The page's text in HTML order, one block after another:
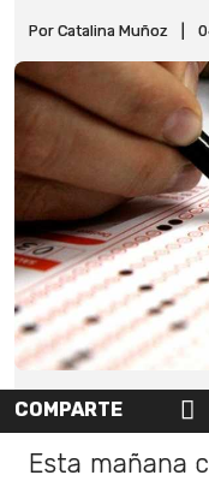
Por Catalina Muñoz
COMPARTE
Esta mañana